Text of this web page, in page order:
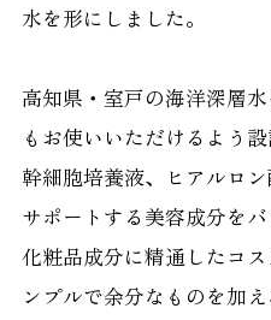
水を形にしました。
高知県・室戸の海洋深層
もお使いいただけるよう
幹細胞培養液、ヒアルロ
サポートする美容成分をバ
化粧品成分に精通したコ
ンプルで余分なものを加